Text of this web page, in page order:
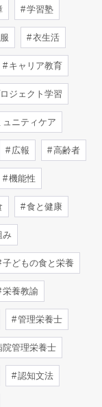
学習塾
衣生活
キャリア教育
ジェクト学習
ニティケア
広報 高齢者
機能性
食と健康
み
子どもの食と栄養
栄養教諭
管理栄養士
管理栄養士
認知文法